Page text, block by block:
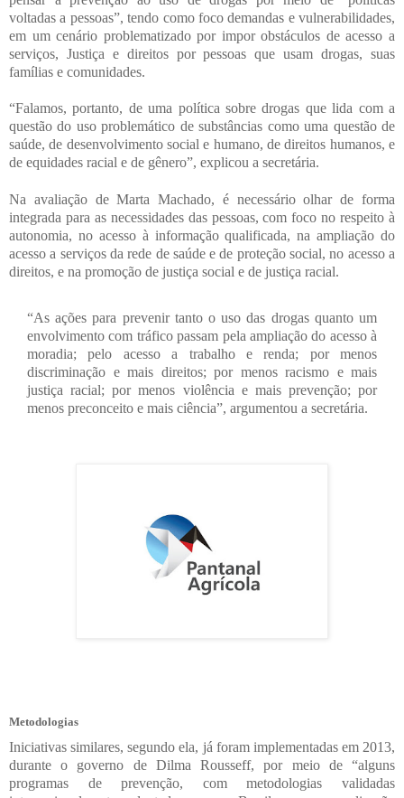
voltadas a pessoas”, tendo como foco demandas e vulnerabilidades,
em um cenário problematizado por impor obstáculos de acesso a
serviços, Justiça e direitos por pessoas que usam drogas, suas
famílias e comunidades.
“Falamos, portanto, de uma política sobre drogas que lida com a
questão do uso problemático de substâncias como uma questão de
saúde, de desenvolvimento social e humano, de direitos humanos, e
de equidades racial e de gênero”, explicou a secretária.
Na avaliação de Marta Machado, é necessário olhar de forma
integrada para as necessidades das pessoas, com foco no respeito à
autonomia, no acesso à informação qualificada, na ampliação do
acesso a serviços da rede de saúde e de proteção social, no acesso a
direitos, e na promoção de justiça social e de justiça racial.
“As ações para prevenir tanto o uso das drogas quanto um
envolvimento com tráfico passam pela ampliação do acesso à
moradia; pelo acesso a trabalho e renda; por menos
discriminação e mais direitos; por menos racismo e mais
justiça racial; por menos violência e mais prevenção; por
menos preconceito e mais ciência”, argumentou a secretária.
Metodologias
Iniciativas similares, segundo ela, já foram implementadas em 2013,
durante o governo de Dilma Rousseff, por meio de “alguns
programas de prevenção, com metodologias validadas